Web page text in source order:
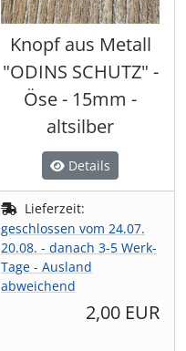
Knopf aus Metall
"ODINS SCHUTZ" -
Öse - 15mm -
altsilber
Details
Lieferzeit:
geschlossen vom 24.07.
20.08. - danach 3-5 Werk-
Tage - Ausland
abweichend
2,00 EUR